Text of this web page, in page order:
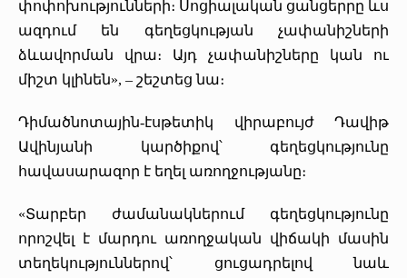
«Հերացի» արհեստակցական կազմակերպություն
«Հերացի» վերլուծական
փոփոխությունների։ Սոցիալական ցանցերրը ևս
ազդում են գեղեցկության չափանիշների
ձևավորման վրա։ Այդ չափանիշները կան ու
միշտ կլինեն», – շեշտեց նա։
Դիմածնոտային-էսթետիկ վիրաբույժ Դավիթ
Ավինյանի կարծիքով՝ գեղեցկությունը
հավասարազոր է եղել առողջությանը։
«Տարբեր ժամանակներում գեղեցկությունը
որոշվել է մարդու առողջական վիճակի մասին
տեղեկություններով՝ ցուցադրելով նաև